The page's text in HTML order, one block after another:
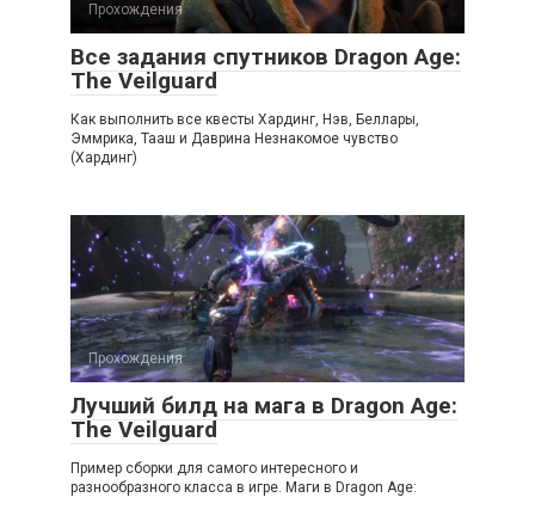
Прохождения
Все задания спутников Dragon Age:
The Veilguard
Как выполнить все квесты Хардинг, Нэв, Беллары,
Эммрика, Тааш и Даврина Незнакомое чувство
(Хардинг)
Прохождения
Лучший билд на мага в Dragon Age:
The Veilguard
Пример сборки для самого интересного и
разнообразного класса в игре. Маги в Dragon Age: